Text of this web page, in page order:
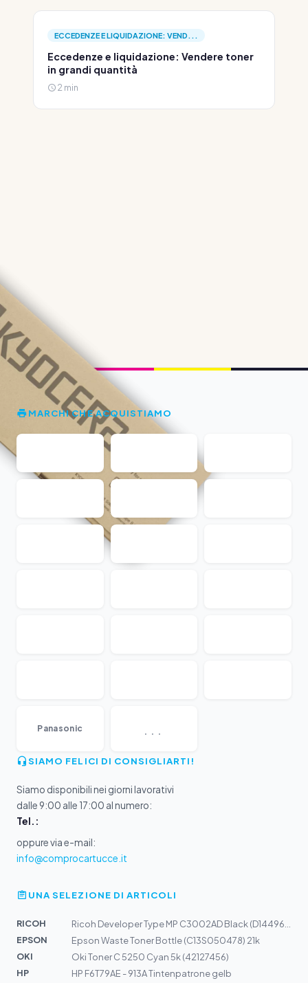
ECCEDENZE E LIQUIDAZIONE: VEND...
Eccedenze e liquidazione: Vendere toner
in grandi quantità
2 min
MARCHI CHE ACQUISTIAMO
Panasonic ...
SIAMO FELICI DI CONSIGLIARTI!
Siamo disponibili nei giorni lavorativi
dalle 9:00 alle 17:00 al numero:
Tel.:
oppure via e-mail:
info@comprocartucce.it
UNA SELEZIONE DI ARTICOLI
RICOH
Ricoh Developer Type MP C3002AD Black (D1449640) 300k
EPSON
Epson Waste Toner Bottle (C13S050478) 21k
OKI
Oki Toner C 5250 Cyan 5k (42127456)
HP
HP F6T79AE - 913A Tintenpatrone gelb